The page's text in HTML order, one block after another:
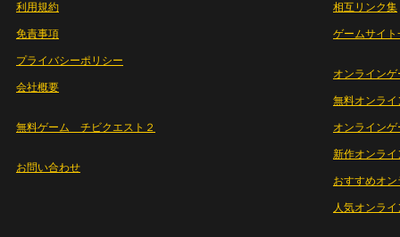
利用規約
免責事項
プライバシーポリシー
会社概要
無料ゲーム チビクエスト２
お問い合わせ
相互リンク集
ゲームサイト
オンラインゲ
無料オンライ
オンライン
新作オンライ
おすすめオ
人気オンラ